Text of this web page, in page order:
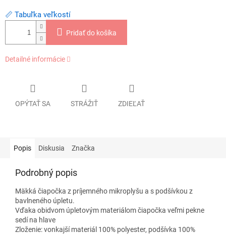
📏 Tabuľka veľkostí
Pridať do košíka
Detailné informácie
OPÝTAŤ SA STRÁŽIŤ ZDIEĽAŤ
Popis Diskusia Značka
Podrobný popis
Mäkká čiapočka z príjemného mikroplyšu a s podšívkou z
bavlneného úpletu.
Vďaka obidvom úpletovým materiálom čiapočka veľmi pekne
sedí na hlave
Zloženie: vonkajší materiál 100% polyester, podšívka 100%